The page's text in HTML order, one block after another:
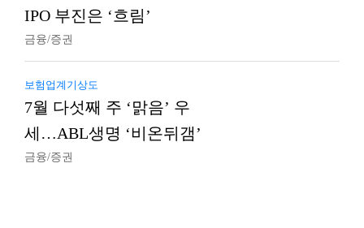
IPO 부진은 ‘흐림’
금융/증권
보험업계기상도
7월 다섯째 주 ‘맑음’ 우
세…ABL생명 ‘비온뒤갬’
금융/증권